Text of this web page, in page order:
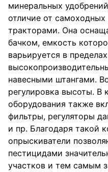
минеральных
отличие от самоходных
тракторами. Она
бачком, емкость
варьируется в
навесными штангами.
регулировка высоты. В
оборудования также
фильтры, регуляторы
и пр. Благодаря такой
опрыскиватели
пестицидами
участков и тем самым